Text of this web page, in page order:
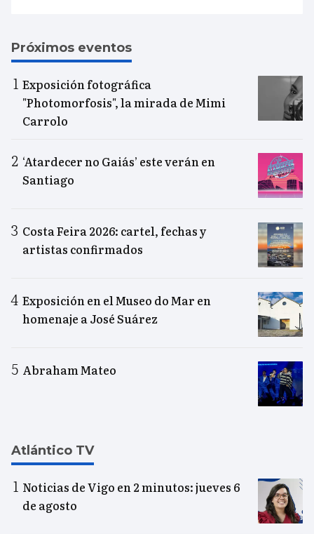
Próximos eventos
Exposición fotográfica
"Photomorfosis", la mirada de Mimi
Carrolo
‘Atardecer no Gaiás’ este verán en
Santiago
Costa Feira 2026: cartel, fechas y
artistas confirmados
Exposición en el Museo do Mar en
homenaje a José Suárez
Abraham Mateo
Atlántico TV
Noticias de Vigo en 2 minutos: jueves 6
de agosto